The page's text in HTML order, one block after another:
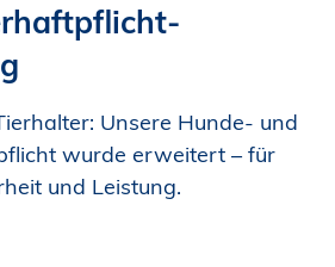
Unsere Hunde- und
wurde erweitert – für
und Leistung.